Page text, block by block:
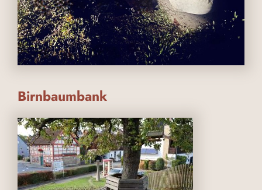
Birnbaumbank